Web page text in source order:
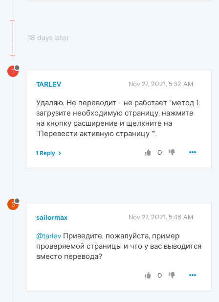
18 days later
T
TARLEV Nov 27, 2021, 5:32 AM
Удаляю. Не переводит - не работает "метод 1:
загрузите необходимую страницу, нажмите
на кнопку расширение и щелкните на
"Перевести активную страницу '".
0
1 Reply
S
sailormax Nov 27, 2021, 5:46 AM
@tarlev Приведите, пожалуйста, пример
проверяемой страницы и что у вас выводится
вместо перевода?
0